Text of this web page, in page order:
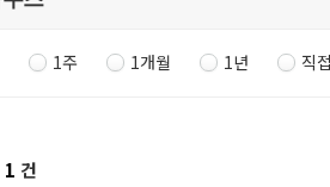
1주 1개월 1년 직
1 건